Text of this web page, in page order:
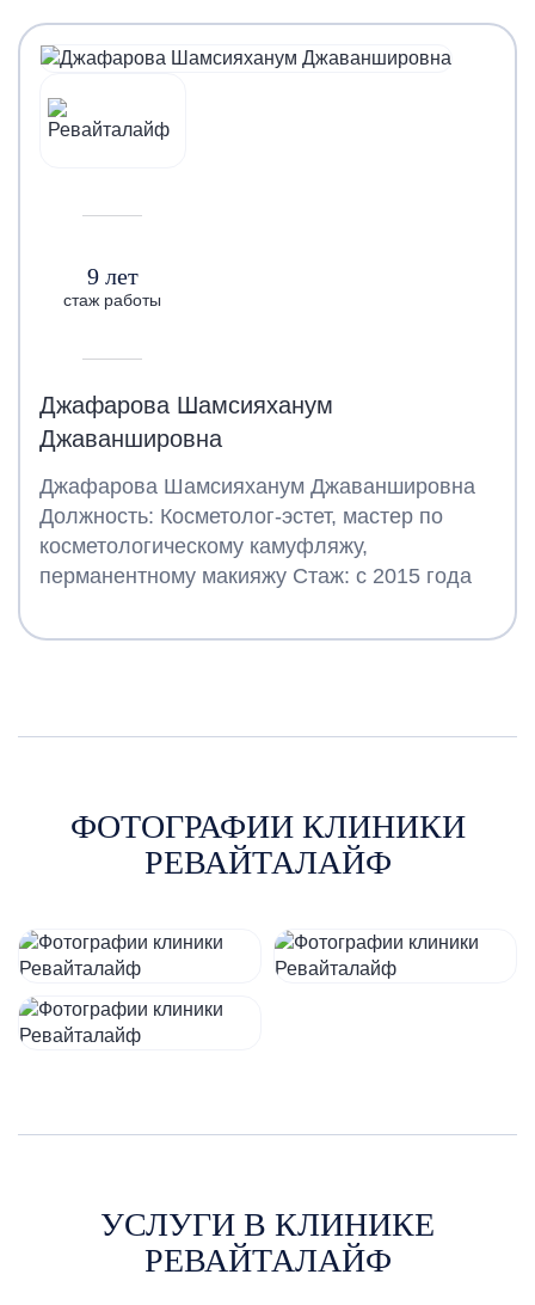
9 лет
стаж работы
Джафарова Шамсияханум
Джаваншировна
Джафарова Шамсияханум Джаваншировна
Должность: Косметолог-эстет, мастер по
косметологическому камуфляжу,
перманентному макияжу Стаж: с 2015 года
ФОТОГРАФИИ КЛИНИКИ
РЕВАЙТАЛАЙФ
УСЛУГИ В КЛИНИКЕ
РЕВАЙТАЛАЙФ